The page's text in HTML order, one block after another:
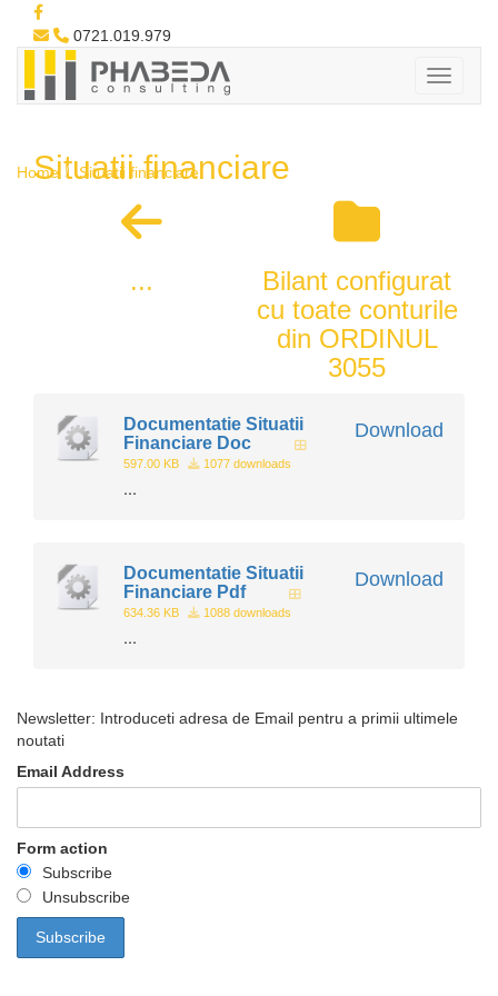
0721.019.979
Situatii financiare
Home Situatii financiare
...
Bilant configurat
cu toate conturile
din ORDINUL
3055
Download
Documentatie Situatii
Financiare Doc
597.00 KB 1077 downloads
...
Download
Documentatie Situatii
Financiare Pdf
634.36 KB 1088 downloads
...
Newsletter: Introduceti adresa de Email pentru a primii ultimele
noutati
Email Address
Form action
Subscribe
Unsubscribe